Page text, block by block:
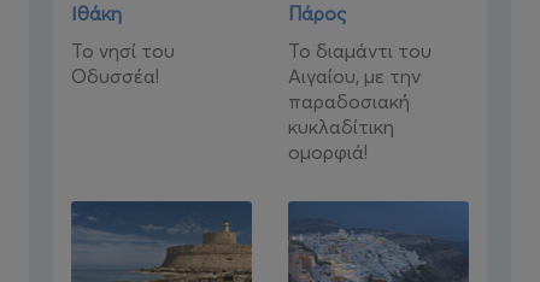
Ιθάκη
Το νησί του
Οδυσσέα!
Πάρος
Το διαμάντι του
Αιγαίου, με την
παραδοσιακή
κυκλαδίτικη
ομορφιά!